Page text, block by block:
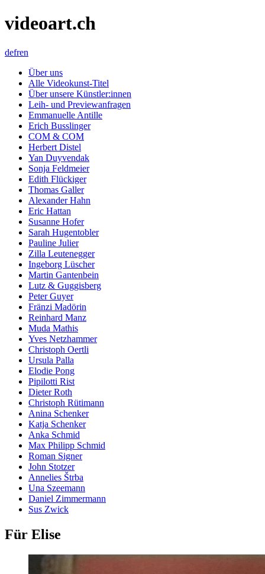
videoart.ch
defren
Über uns
Alle Videokunst-Titel
Über unsere Künstler:innen
Leih- und Previewanfragen
Emmanuelle Antille
Erich Busslinger
COM & COM
Herbert Distel
Yan Duyvendak
Sonja Feldmeier
Edith Flückiger
Thomas Galler
Alexander Hahn
Eric Hattan
Susanne Hofer
Sarah Hugentobler
Pauline Julier
Zilla Leutenegger
Ingeborg Lüscher
Martin Gantenbein
Lutz & Guggisberg
Peter Guyer
Fränzi Madörin
Reinhard Manz
Muda Mathis
Yves Netzhammer
Christoph Oertli
Ursula Palla
Elodie Pong
Pipilotti Rist
Dieter Roth
Christoph Rütimann
Anina Schenker
Katja Schenker
Anka Schmid
Max Philipp Schmid
Roman Signer
John Stotzer
Annelies Štrba
Una Szeemann
Daniel Zimmermann
Sus Zwick
Für Elise